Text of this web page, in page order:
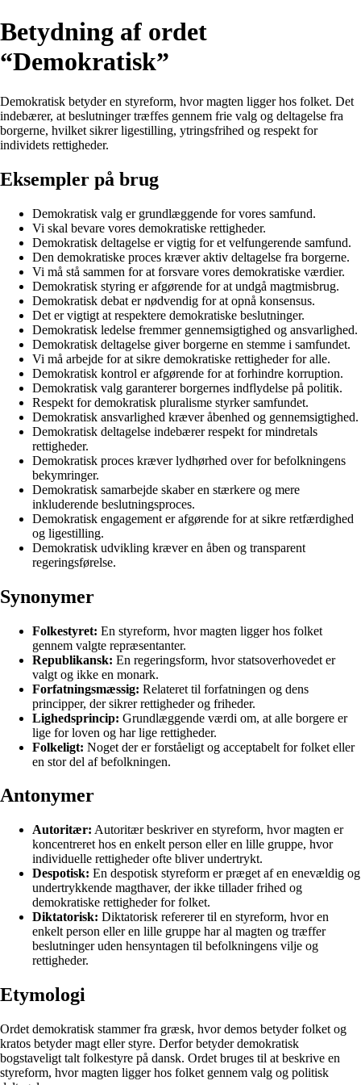
Betydning af ordet
“Demokratisk”
Demokratisk betyder en styreform, hvor magten ligger hos folket. Det
indebærer, at beslutninger træffes gennem frie valg og deltagelse fra
borgerne, hvilket sikrer ligestilling, ytringsfrihed og respekt for
individets rettigheder.
Eksempler på brug
Demokratisk valg er grundlæggende for vores samfund.
Vi skal bevare vores demokratiske rettigheder.
Demokratisk deltagelse er vigtig for et velfungerende samfund.
Den demokratiske proces kræver aktiv deltagelse fra borgerne.
Vi må stå sammen for at forsvare vores demokratiske værdier.
Demokratisk styring er afgørende for at undgå magtmisbrug.
Demokratisk debat er nødvendig for at opnå konsensus.
Det er vigtigt at respektere demokratiske beslutninger.
Demokratisk ledelse fremmer gennemsigtighed og ansvarlighed.
Demokratisk deltagelse giver borgerne en stemme i samfundet.
Vi må arbejde for at sikre demokratiske rettigheder for alle.
Demokratisk kontrol er afgørende for at forhindre korruption.
Demokratisk valg garanterer borgernes indflydelse på politik.
Respekt for demokratisk pluralisme styrker samfundet.
Demokratisk ansvarlighed kræver åbenhed og gennemsigtighed.
Demokratisk deltagelse indebærer respekt for mindretals
rettigheder.
Demokratisk proces kræver lydhørhed over for befolkningens
bekymringer.
Demokratisk samarbejde skaber en stærkere og mere
inkluderende beslutningsproces.
Demokratisk engagement er afgørende for at sikre retfærdighed
og ligestilling.
Demokratisk udvikling kræver en åben og transparent
regeringsførelse.
Synonymer
Folkestyret: En styreform, hvor magten ligger hos folket
gennem valgte repræsentanter.
Republikansk: En regeringsform, hvor statsoverhovedet er
valgt og ikke en monark.
Forfatningsmæssig: Relateret til forfatningen og dens
principper, der sikrer rettigheder og friheder.
Lighedsprincip: Grundlæggende værdi om, at alle borgere er
lige for loven og har lige rettigheder.
Folkeligt: Noget der er forståeligt og acceptabelt for folket eller
en stor del af befolkningen.
Antonymer
Autoritær: Autoritær beskriver en styreform, hvor magten er
koncentreret hos en enkelt person eller en lille gruppe, hvor
individuelle rettigheder ofte bliver undertrykt.
Despotisk: En despotisk styreform er præget af en enevældig og
undertrykkende magthaver, der ikke tillader frihed og
demokratiske rettigheder for folket.
Diktatorisk: Diktatorisk refererer til en styreform, hvor en
enkelt person eller en lille gruppe har al magten og træffer
beslutninger uden hensyntagen til befolkningens vilje og
rettigheder.
Etymologi
Ordet demokratisk stammer fra græsk, hvor demos betyder folket og
kratos betyder magt eller styre. Derfor betyder demokratisk
bogstaveligt talt folkestyre på dansk. Ordet bruges til at beskrive en
styreform, hvor magten ligger hos folket gennem valg og politisk